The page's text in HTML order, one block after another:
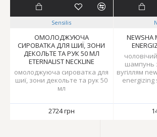
Sensilis
ОМОЛОДЖУЮЧА
СИРОВАТКА ДЛЯ ШИЇ, ЗОНИ
ДЕКОЛЬТЕ ТА РУК 50 МЛ
ETERNALIST NECKLINE
омолоджуюча сироватка для
шиї, зони декольте та рук 50
мл
2724 грн
NEWSHA
шампунь
вугіллям
energizing